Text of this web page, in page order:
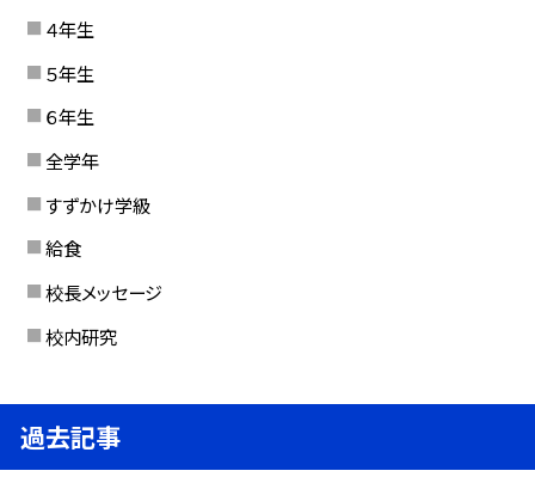
４年生
５年生
６年生
全学年
すずかけ学級
給食
校長メッセージ
校内研究
過去記事